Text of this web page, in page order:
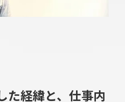
た経緯と、仕事内